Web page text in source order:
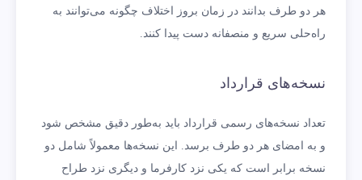
هر دو طرف بدانند در زمان بروز اختلاف چگونه می‌توانند به
راه‌حلی سریع و منصفانه دست پیدا کنند.
نسخه‌های قرارداد
تعداد نسخه‌های رسمی قرارداد باید به‌طور دقیق مشخص شود
و به امضای هر دو طرف برسد. این نسخه‌ها معمولاً شامل دو
نسخه برابر است که یکی نزد کارفرما و دیگری نزد طراح